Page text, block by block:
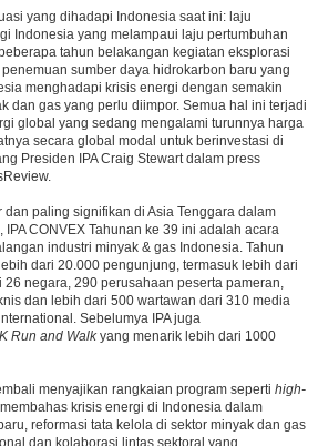
yang dihadapi Indonesia saat ini: laju
Indonesia yang melampaui laju pertumbuhan
tahun belakangan kegiatan eksplorasi
sumber daya hidrokarbon baru yang
menghadapi krisis energi dengan semakin
dan gas yang perlu diimpor. Semua hal ini terjadi
global yang sedang mengalami turunnya harga
secara global modal untuk berinvestasi di
Presiden IPA Craig Stewart dalam press
paling signifikan di Asia Tenggara dalam
CONVEX Tahunan ke 39 ini adalah acara
industri minyak & gas Indonesia. Tahun
dari 20.000 pengunjung, termasuk lebih dari
negara, 290 perusahaan peserta pameran,
dan lebih dari 500 wartawan dari 310 media
Sebelumya IPA juga
Run and Walkyang menarik lebih dari 1000
menyajikan rangkaian program seperti high-
krisis energi di Indonesia dalam
reformasi tata kelola di sektor minyak dan gas
dan kolaborasi lintas sektoral yang